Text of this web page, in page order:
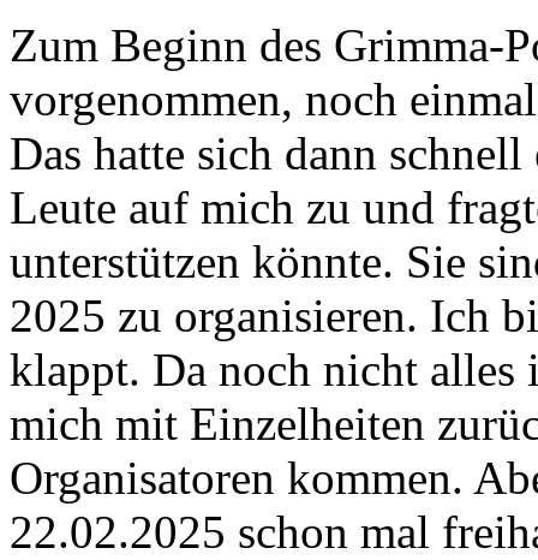
Zum Beginn des Grimma-
vorgenommen, noch
Das hatte sich dann
Leute auf mich zu und
unterstützen könnte. Sie
2025 zu organisieren. Ich
klappt. Da noch nicht alles
mich mit Einzelheiten
Organisatoren kommen.
22.02.2025 schon mal